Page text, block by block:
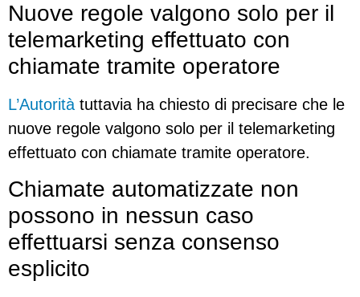
Nuove regole valgono solo per il
telemarketing effettuato con
chiamate tramite operatore
L’Autorità tuttavia ha chiesto di precisare che le
nuove regole valgono solo per il telemarketing
effettuato con chiamate tramite operatore.
Chiamate automatizzate non
possono in nessun caso
effettuarsi senza consenso
esplicito